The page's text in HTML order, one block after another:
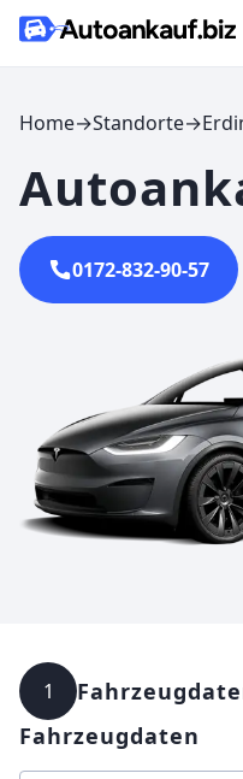
Skip to content
Home→Standorte→
0172-832-90-57
1
Fahrzeugdaten